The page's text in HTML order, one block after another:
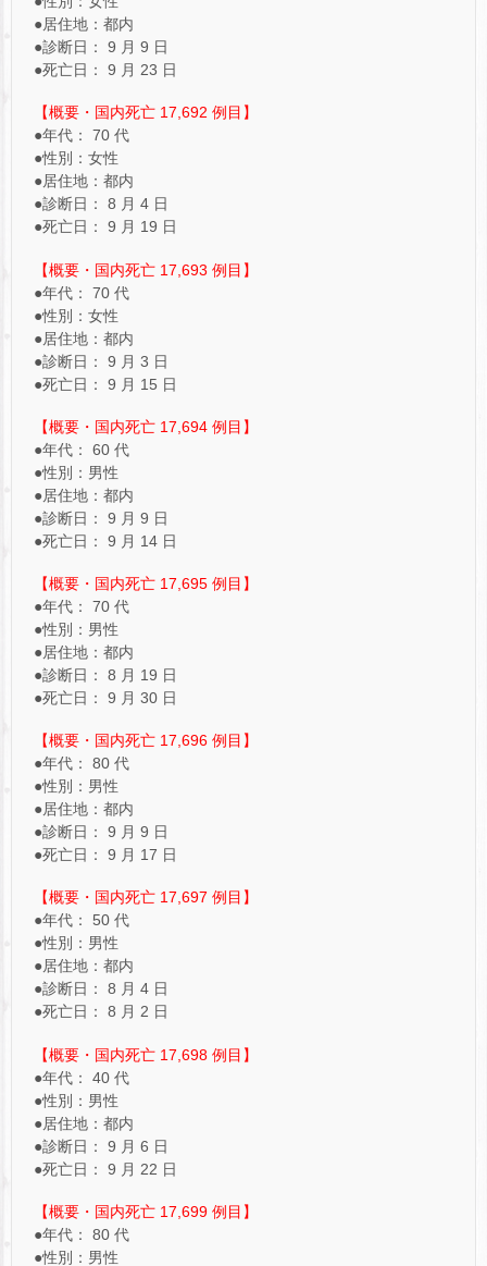
●居住地：都内
●診断日： 9 月 9 日
●死亡日： 9 月 23 日
【概要・国内死亡 17,692 例目】
●年代： 70 代
●性別：女性
●居住地：都内
●診断日： 8 月 4 日
●死亡日： 9 月 19 日
【概要・国内死亡 17,693 例目】
●年代： 70 代
●性別：女性
●居住地：都内
●診断日： 9 月 3 日
●死亡日： 9 月 15 日
【概要・国内死亡 17,694 例目】
●年代： 60 代
●性別：男性
●居住地：都内
●診断日： 9 月 9 日
●死亡日： 9 月 14 日
【概要・国内死亡 17,695 例目】
●年代： 70 代
●性別：男性
●居住地：都内
●診断日： 8 月 19 日
●死亡日： 9 月 30 日
【概要・国内死亡 17,696 例目】
●年代： 80 代
●性別：男性
●居住地：都内
●診断日： 9 月 9 日
●死亡日： 9 月 17 日
【概要・国内死亡 17,697 例目】
●年代： 50 代
●性別：男性
●居住地：都内
●診断日： 8 月 4 日
●死亡日： 8 月 2 日
【概要・国内死亡 17,698 例目】
●年代： 40 代
●性別：男性
●居住地：都内
●診断日： 9 月 6 日
●死亡日： 9 月 22 日
【概要・国内死亡 17,699 例目】
●年代： 80 代
●性別：男性